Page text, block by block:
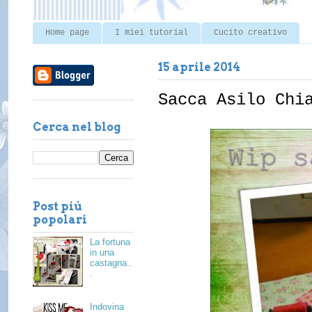
Home page I miei tutorial Cucito creativo
15 aprile 2014
Sacca Asilo
Cerca nel blog
Post più
popolari
La fortuna
in una
castagna..
.
Indovina